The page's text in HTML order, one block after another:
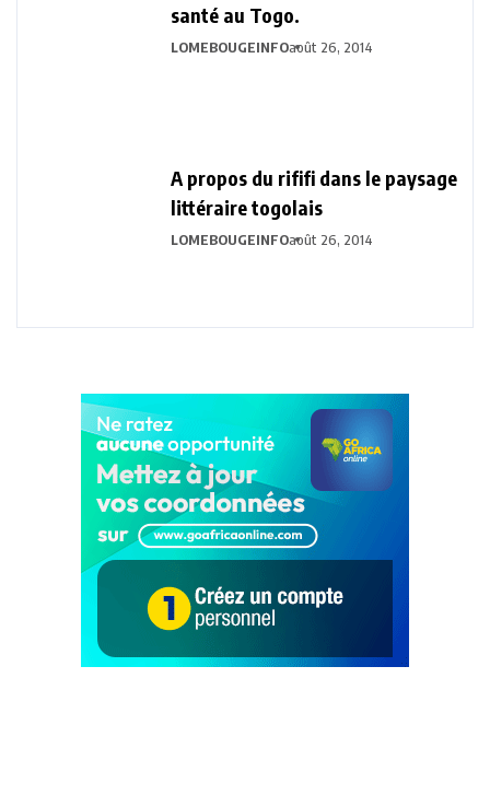
santé au Togo.
LOMEBOUGEINFOaoût 26, 2014
A propos du rififi dans le paysage
littéraire togolais
LOMEBOUGEINFOaoût 26, 2014